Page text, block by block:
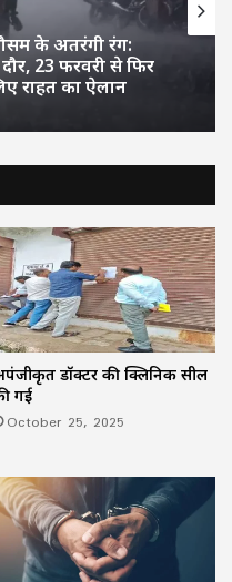
के अतरंगी रंग:
23 फरवरी से फिर
राहत का ऐलान
डॉक्टर की क्लिनिक सील
गई
October 25, 2025